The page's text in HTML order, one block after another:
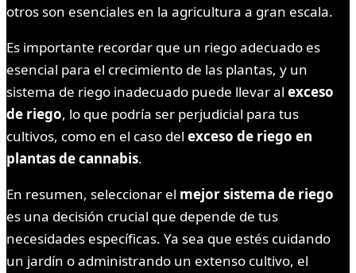
otros son esenciales en la agricultura a gran escala.
Es importante recordar que un riego adecuado es
esencial para el crecimiento de las plantas, y un
sistema de riego inadecuado puede llevar al exceso
de riego, lo que podría ser perjudicial para tus
cultivos, como en el caso del exceso de riego en
plantas de cannabis.
En resumen, seleccionar el mejor sistema de riego
es una decisión crucial que depende de tus
necesidades específicas. Ya sea que estés cuidando
un jardín o administrando un extenso cultivo, el